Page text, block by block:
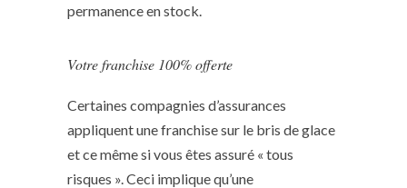
permanence en stock.
Votre franchise 100% offerte
Certaines compagnies d’assurances
appliquent une franchise sur le bris de glace
et ce même si vous êtes assuré « tous
risques ». Ceci implique qu’une